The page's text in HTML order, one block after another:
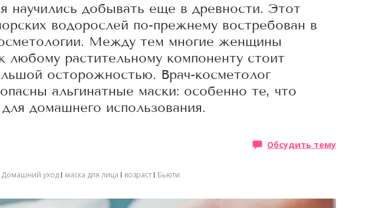
научились добывать еще в древности. Этот
водорослей по-прежнему востребован в
Между тем многие женщины
любому растительному компоненту стоит
осторожностью. Врач-косметолог
альгинатные маски: особенно те, что
домашнего использования.
Обсудить тему
Домашний уход маска для лица возраст Бьюти